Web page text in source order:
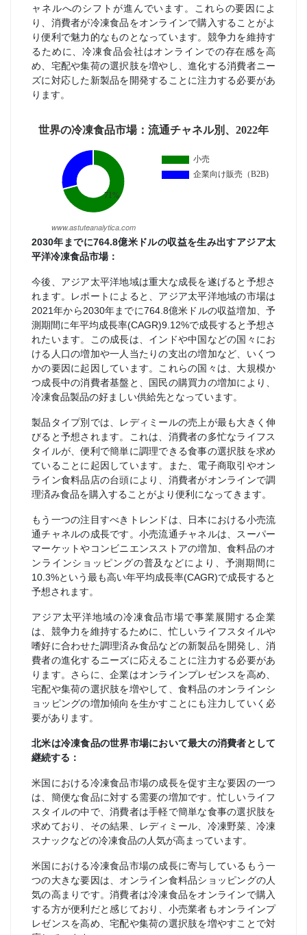
ャネルへのシフトが進んでいます。これらの要因によ
り、消費者が冷凍食品をオンラインで購入することがよ
り便利で魅力的なものとなっています。競争力を維持す
るために、冷凍食品会社はオンラインでの存在感を高
め、宅配や集荷の選択肢を増やし、進化する消費者ニー
ズに対応した新製品を開発することに注力する必要があ
ります。
2030年までに764.8億米ドルの収益を生み出すアジア太
平洋冷凍食品市場：
今後、アジア太平洋地域は重⼤な成⻑を遂げると予想さ
れます。レポートによると、アジア太平洋地域の市場は
2021年から2030年までに764.8億米ドルの収益増加、予
測期間に年平均成長率(CAGR)9.12%で成長すると予想さ
れたいます。この成長は、インドや中国などの国々にお
ける人口の増加や一人当たりの支出の増加など、いくつ
かの要因に起因しています。これらの国々は、大規模か
つ成長中の消費者基盤と、国民の購買力の増加により、
冷凍食品製品の好ましい供給先となっています。
製品タイプ別では、レディミールの売上が最も大きく伸
びると予想されます。これは、消費者の多忙なライフス
タイルが、便利で簡単に調理できる食事の選択肢を求め
ていることに起因しています。また、電子商取引やオン
ライン食料品店の台頭により、消費者がオンラインで調
理済み食品を購入することがより便利になってきます。
もう一つの注目すべきトレンドは、日本における小売流
通チャネルの成長です。小売流通チャネルは、スーパー
マーケットやコンビニエンスストアの増加、食料品のオ
ンラインショッピングの普及などにより、予測期間に
10.3%という最も高い年平均成長率(CAGR)で成長すると
予想されます。
アジア太平洋地域の冷凍食品市場で事業展開する企業
は、競争力を維持するために、忙しいライフスタイルや
嗜好に合わせた調理済み食品などの新製品を開発し、消
費者の進化するニーズに応えることに注力する必要があ
ります。さらに、企業はオンラインプレゼンスを高め、
宅配や集荷の選択肢を増やして、食料品のオンラインシ
ョッピングの増加傾向を生かすことにも注力していく必
要があります。
北米は冷凍食品の世界市場において最大の消費者として
継続する：
米国における冷凍食品市場の成長を促す主な要因の一つ
は、簡便な食品に対する需要の増加です。忙しいライフ
スタイルの中で、消費者は手軽で簡単な食事の選択肢を
求めており、その結果、レディミール、冷凍野菜、冷凍
スナックなどの冷凍食品の人気が高まっています。
米国における冷凍食品市場の成長に寄与しているもう一
つの大きな要因は、オンライン食料品ショッピングの人
気の高まりです。消費者は冷凍食品をオンラインで購入
する方が便利だと感じており、小売業者もオンラインプ
レゼンスを高め、宅配や集荷の選択肢を増やすことで対